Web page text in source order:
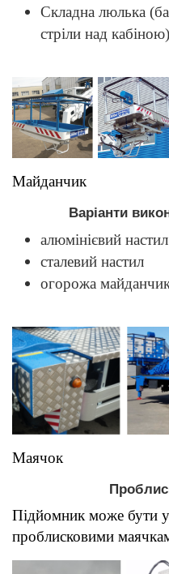
Складна люлька
стріли над кабіною)
Майданчик
Варіанти
алюмінієвий настил
сталевий настил
огорожа
Маячок
Підйомник може бути
проблисковими